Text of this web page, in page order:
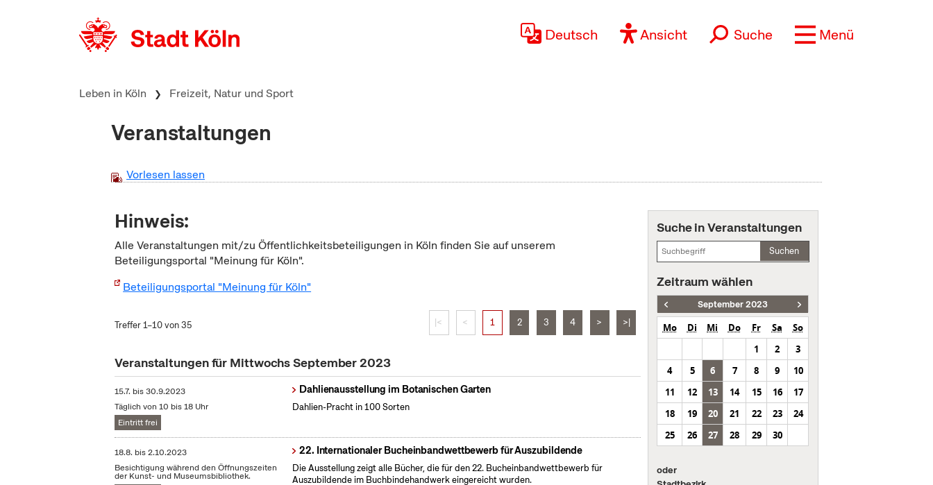
Deutsch Ansicht Suche Menü
Leben in Köln Freizeit, Natur und Sport
Veranstaltungen
Vorlesen lassen
Hinweis:
Alle Veranstaltungen mit/zu Öffentlichkeitsbeteiligungen in Köln finden Sie auf unserem
Beteiligungsportal "Meinung für Köln".
Beteiligungsportal "Meinung für Köln"
Treffer 1–10 von 35 |< < 1 2 3 4 > >|
Veranstaltungen für Mittwochs September 2023
15.7. bis30.9.2023
Täglich von 10 bis 18 Uhr
Eintritt frei
Dahlienausstellung im Botanischen Garten
Dahlien-Pracht in 100 Sorten
18.8. bis2.10.2023
Besichtigung während den Öffnungszeiten
der Kunst- und Museumsbibliothek.
22. Internationaler Bucheinbandwettbewerb für Auszubildende
Die Ausstellung zeigt alle Bücher, die für den 22. Bucheinbandwettbewerb für
Auszubildende im Buchbindehandwerk eingereicht wurden.
Suche in Veranstaltungen
Suchen
Zeitraum wählen
September 2023
Mo Di Mi Do Fr Sa
So
1
2
3
4
5 6 7 8 9
10
11
12 13 14 15 16
17
18
19 20 21 22 23
24
25
26 27 28 29 30
oder